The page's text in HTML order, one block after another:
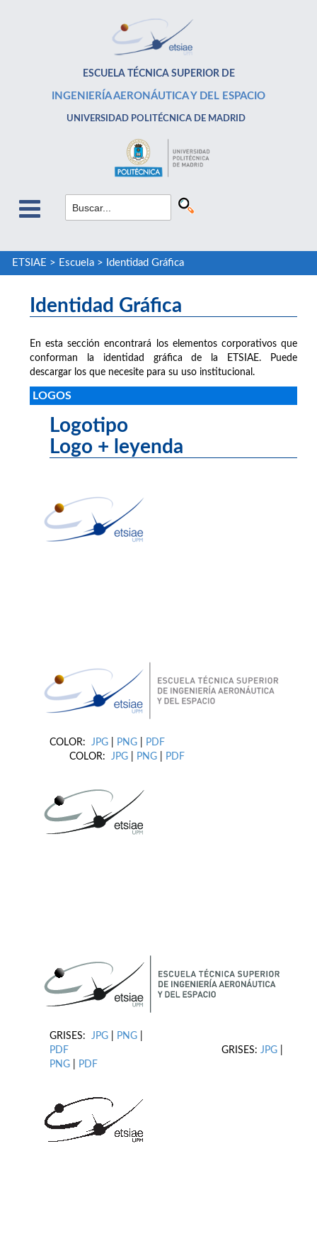
ESCUELA TÉCNICA SUPERIOR DE
INGENIERÍA AERONÁUTICA Y DEL ESPACIO
UNIVERSIDAD POLITÉCNICA DE MADRID
ETSIAE > Escuela> Identidad Gráfica
Identidad Gráfica
En esta sección encontrará los elementos corporativos que
conforman la identidad gráfica de la ETSIAE. Puede
descargar los que necesite para su uso institucional.
LOGOS
Logotipo
Logo + leyenda
COLOR: JPG PNG
PDF
COLOR: JPG PNG PDF
GRISES: JPG PNG
PDF GRISES: JPG
PNG
PDF